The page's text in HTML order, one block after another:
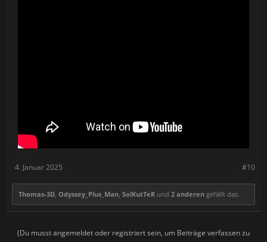
#10
4. Januar 2025
Thomas-3D Odyssey_Plus_Man SolKutTeR und 2 anderen gefällt das.
(Du musst angemeldet oder registriert sein, um Beiträge verfassen zu